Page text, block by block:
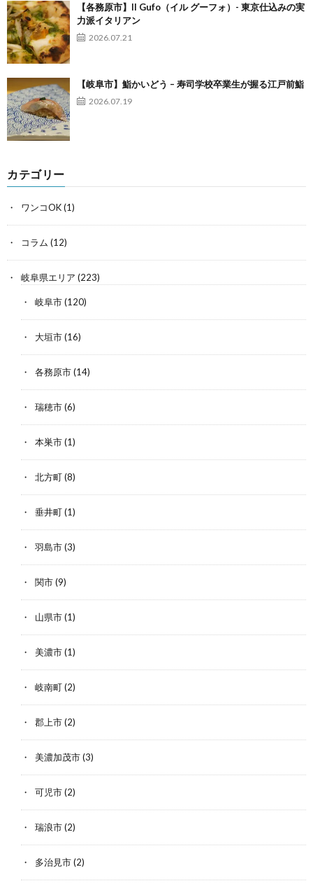
【各務原市】Il Gufo（イル グーフォ）- 東京仕込みの実
力派イタリアン
2026.07.21
【岐阜市】鮨かいどう – 寿司学校卒業生が握る江戸前鮨
2026.07.19
カテゴリー
ワンコOK(1)
コラム (12)
岐阜県エリア (223)
岐阜市(120)
大垣市(16)
各務原市(14)
瑞穂市(6)
本巣市(1)
北方町(8)
垂井町(1)
羽島市(3)
関市(9)
山県市(1)
美濃市(1)
岐南町(2)
郡上市(2)
美濃加茂市(3)
可児市(2)
瑞浪市(2)
多治見市(2)